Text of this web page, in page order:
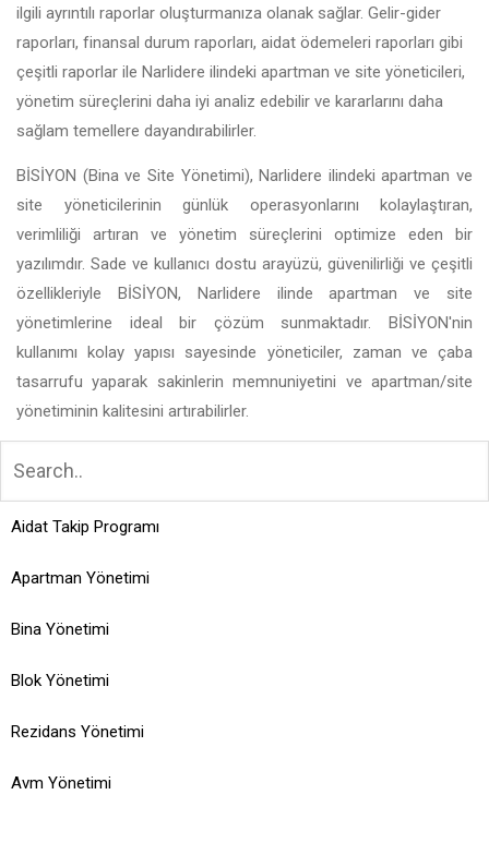
ilgili ayrıntılı raporlar oluşturmanıza olanak sağlar. Gelir-gider
raporları, finansal durum raporları, aidat ödemeleri raporları gibi
çeşitli raporlar ile Narlidere ilindeki apartman ve site yöneticileri,
yönetim süreçlerini daha iyi analiz edebilir ve kararlarını daha
sağlam temellere dayandırabilirler.
BİSİYON (Bina ve Site Yönetimi), Narlidere ilindeki apartman ve
site yöneticilerinin günlük operasyonlarını kolaylaştıran,
verimliliği artıran ve yönetim süreçlerini optimize eden bir
yazılımdır. Sade ve kullanıcı dostu arayüzü, güvenilirliği ve çeşitli
özellikleriyle BİSİYON, Narlidere ilinde apartman ve site
yönetimlerine ideal bir çözüm sunmaktadır. BİSİYON'nin
kullanımı kolay yapısı sayesinde yöneticiler, zaman ve çaba
tasarrufu yaparak sakinlerin memnuniyetini ve apartman/site
yönetiminin kalitesini artırabilirler.
Aidat Takip Programı
Apartman Yönetimi
Bina Yönetimi
Blok Yönetimi
Rezidans Yönetimi
Avm Yönetimi